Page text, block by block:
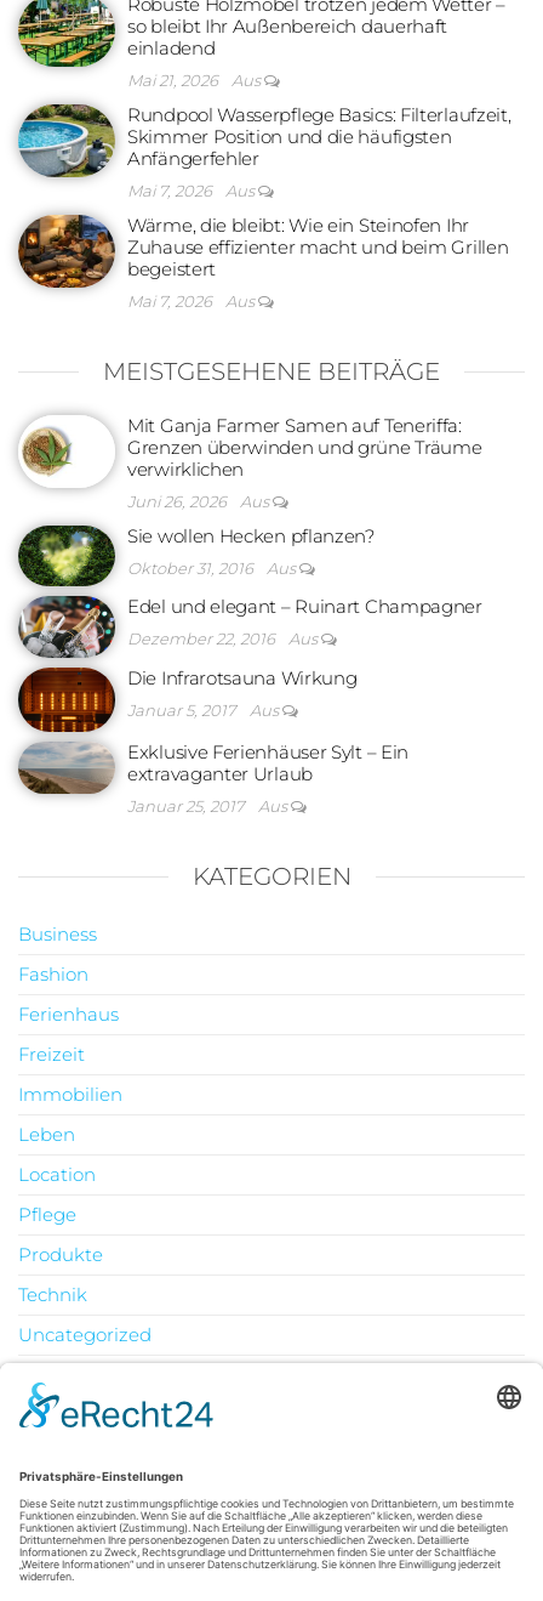
so bleibt Ihr Außenbereich dauerhaft
einladend
Mai 21, 2026 Aus
Rundpool Wasserpflege Basics: Filterlaufzeit,
Skimmer Position und die häufigsten
Anfängerfehler
Mai 7, 2026 Aus
Wärme, die bleibt: Wie ein Steinofen Ihr
Zuhause effizienter macht und beim Grillen
begeistert
Mai 7, 2026 Aus
MEISTGESEHENE BEITRÄGE
Mit Ganja Farmer Samen auf Teneriffa:
Grenzen überwinden und grüne Träume
verwirklichen
Juni 26, 2026 Aus
Sie wollen Hecken pflanzen?
Oktober 31, 2016 Aus
Edel und elegant – Ruinart Champagner
Dezember 22, 2016 Aus
Die Infrarotsauna Wirkung
Januar 5, 2017 Aus
Exklusive Ferienhäuser Sylt – Ein
extravaganter Urlaub
Januar 25, 2017 Aus
KATEGORIEN
Business
Fashion
Ferienhaus
Freizeit
Immobilien
Leben
Location
Pflege
Produkte
Technik
Uncategorized
M
D
1
2
3
4 5 6 7 8
9